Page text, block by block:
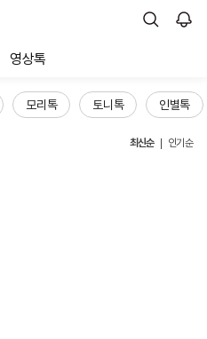
영상톡
모리톡 토니톡 인별톡
최신순 인기순